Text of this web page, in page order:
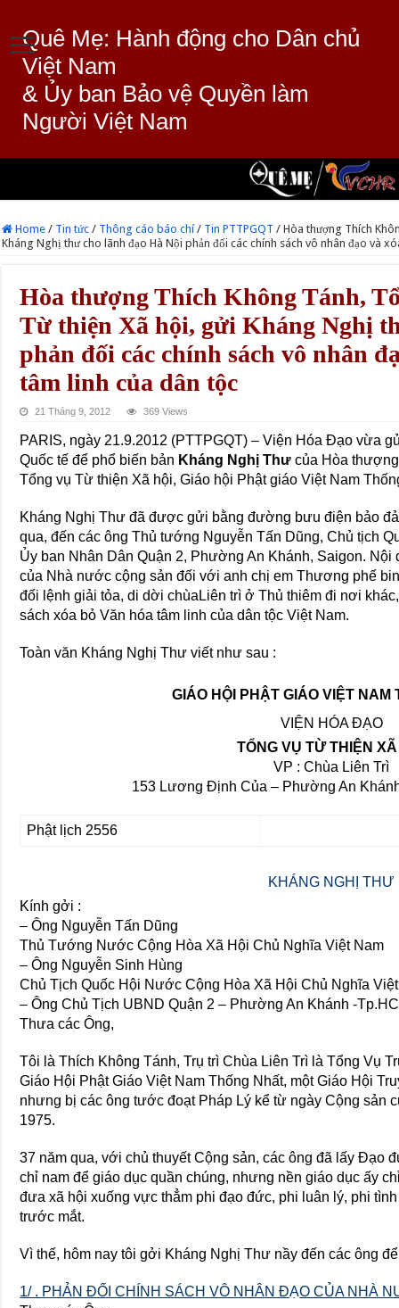
Quê Mẹ: Hành động cho Dân chủ
Việt Nam
& Ủy ban Bảo vệ Quyền làm
Người Việt Nam
Home / Tin tức / Thông cáo báo chí / Tin PTTPGQT / Hòa thượng Thích
Kháng Nghị thư cho lãnh đạo Hà Nội phản đối các chính sách vô nhân đạo và
Hòa thượng Thích Không Tánh,
Từ thiện Xã hội, gửi Kháng Nghị
phản đối các chính sách vô nhân
tâm linh của dân tộc
21 Tháng 9, 2012 369 Views
PARIS, ngày 21.9.2012 (PTTPGQT) – Viện Hóa Đạo vừa
Quốc tế để phổ biến bản Kháng Nghị Thư của Hòa
Tổng vụ Từ thiện Xã hội, Giáo hội Phật giáo Việt Nam
Kháng Nghị Thư đã được gửi bằng đường bưu điện bảo
qua, đến các ông Thủ tướng Nguyễn Tấn Dũng, Chủ tịch
Ủy ban Nhân Dân Quận 2, Phường An Khánh, Saigon.
của Nhà nước cộng sản đối với anh chị em Thương phế
đối lệnh giải tỏa, di dời chùaLiên trì ở Thủ thiêm đi nơi
sách xóa bỏ Văn hóa tâm linh của dân tộc Việt Nam.
Toàn văn Kháng Nghị Thư viết như sau :
GIÁO HỘI PHẬT GIÁO VIỆT NAM
VIỆN HÓA ĐẠO
TỔNG VỤ TỪ THIỆN
VP : Chùa Liên Trì
153 Lương Định Của – Phường An
Phật lịch 2556
KHÁNG NGHỊ THƯ
Kính gởi :
– Ông Nguyễn Tấn Dũng
Thủ Tướng Nước Cộng Hòa Xã Hội Chủ Nghĩa Việt Nam
– Ông Nguyễn Sinh Hùng
Chủ Tịch Quốc Hội Nước Cộng Hòa Xã Hội Chủ Nghĩa
– Ông Chủ Tịch UBND Quận 2 – Phường An Khánh -
Thưa các Ông,
Tôi là Thích Không Tánh, Trụ trì Chùa Liên Trì là Tổng Vụ
Giáo Hội Phật Giáo Việt Nam Thống Nhất, một Giáo Hội
nhưng bị các ông tước đoạt Pháp Lý kể từ ngày Cộng sản
1975.
37 năm qua, với chủ thuyết Cộng sản, các ông đã lấy Đạo
chỉ nam để giáo dục quần chúng, nhưng nền giáo dục ấy
đưa xã hội xuống vực thẳm phi đạo đức, phi luân lý, phi
trước mắt.
Vì thế, hôm nay tôi gởi Kháng Nghị Thư nầy đến các ông
1/ . PHẢN ĐỐI CHÍNH SÁCH VÔ NHÂN ĐẠO CỦA NHÀ